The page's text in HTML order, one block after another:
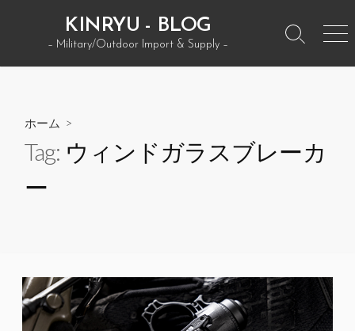
ン
KINRYU - BLOG
– Military/Outdoor Import & Supply –
検
メ
ホーム >
Tag: ウィンドガラスブレーカ
ー